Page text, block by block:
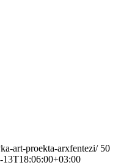
art-proekta-arxfentezi/ 50
13T18:06:00+03:00